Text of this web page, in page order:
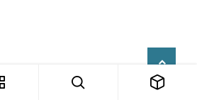
Ajouter au panier